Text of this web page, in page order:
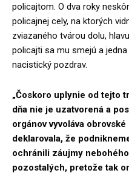
policajtom. O dva roky
policajnej cely, na ktorých
zviazaného tvárou dolu,
policajti sa mu smejú a
nacistický pozdrav.
„Čoskoro uplynie od tejto
dňa nie je uzatvorená a
orgánov vyvoláva
deklarovala, že
ochránili záujmy
pozostalých, pretože tak